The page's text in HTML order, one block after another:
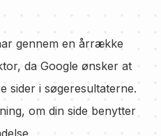
gennem en årrække
da Google ønsker at
sider i søgeresultaterne.
om din side benytter